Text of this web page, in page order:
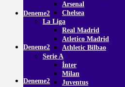
Arsenal
Chelsea
La Liga
Real Madrid
Atletico Madrid
Athletic Bilbao
Serie A
İnter
Milan
Juventus
Deneme2
Deneme2
Deneme2